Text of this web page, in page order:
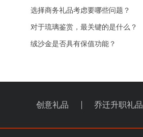
选择商务礼品考虑要哪些问题？
对于琉璃鉴赏，最关键的是什么？
绒沙金是否具有保值功能？
创意礼品 乔迁升职礼品